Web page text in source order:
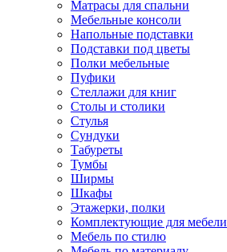
Матрасы для спальни
Мебельные консоли
Напольные подставки
Подставки под цветы
Полки мебельные
Пуфики
Стеллажи для книг
Столы и столики
Стулья
Сундуки
Табуреты
Тумбы
Ширмы
Шкафы
Этажерки, полки
Комплектующие для мебели
Мебель по стилю